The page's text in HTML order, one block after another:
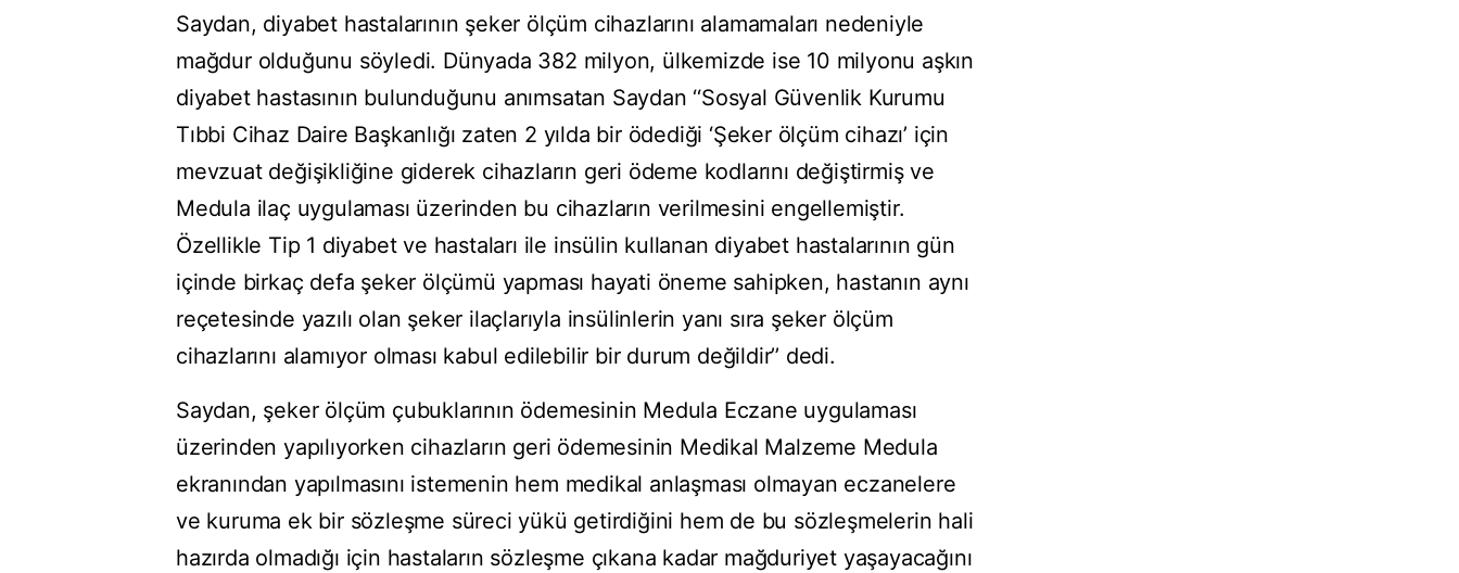
Saydan, diyabet hastalarının şeker ölçüm cihazlarını alamamaları nedeniyle
mağdur olduğunu söyledi. Dünyada 382 milyon, ülkemizde ise 10 milyonu aşkın
diyabet hastasının bulunduğunu anımsatan Saydan ‘‘Sosyal Güvenlik Kurumu
Tıbbi Cihaz Daire Başkanlığı zaten 2 yılda bir ödediği ‘Şeker ölçüm cihazı’ için
mevzuat değişikliğine giderek cihazların geri ödeme kodlarını değiştirmiş ve
Medula ilaç uygulaması üzerinden bu cihazların verilmesini engellemiştir.
Özellikle Tip 1 diyabet ve hastaları ile insülin kullanan diyabet hastalarının gün
içinde birkaç defa şeker ölçümü yapması hayati öneme sahipken, hastanın aynı
reçetesinde yazılı olan şeker ilaçlarıyla insülinlerin yanı sıra şeker ölçüm
cihazlarını alamıyor olması kabul edilebilir bir durum değildir’’ dedi.
Saydan, şeker ölçüm çubuklarının ödemesinin Medula Eczane uygulaması
üzerinden yapılıyorken cihazların geri ödemesinin Medikal Malzeme Medula
ekranından yapılmasını istemenin hem medikal anlaşması olmayan eczanelere
ve kuruma ek bir sözleşme süreci yükü getirdiğini hem de bu sözleşmelerin hali
hazırda olmadığı için hastaların sözleşme çıkana kadar mağduriyet yaşayacağını